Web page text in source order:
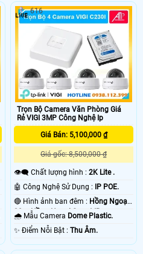
Trọn Bộ Camera Văn Phòng Giá
Rẻ VIGI 3MP Công Nghệ Ip
Giá Bán: 5,100,000 ₫
Giá gốc: 8,500,000 ₫
👁️‍🗨 Chất lượng hình :2K Lite .
🤖️ Công Nghệ Sử Dụng : IP POE.
🔴 Hình ảnh ban đêm : Hồng Ngoại
30m Hồng Ngoại Smart IR.
🌧️ Mẫu Camera Dome Plastic.
️✨ Điểm Nỗi Bật :Thu Âm.
616